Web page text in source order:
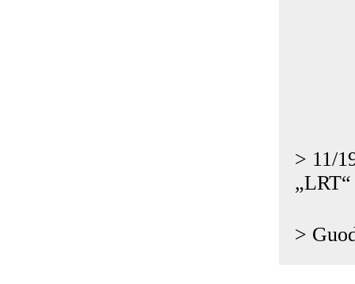
> 11/
>